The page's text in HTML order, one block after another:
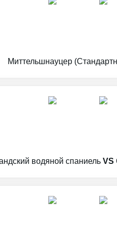
Миттельшнауцер
водяной спаниель VS